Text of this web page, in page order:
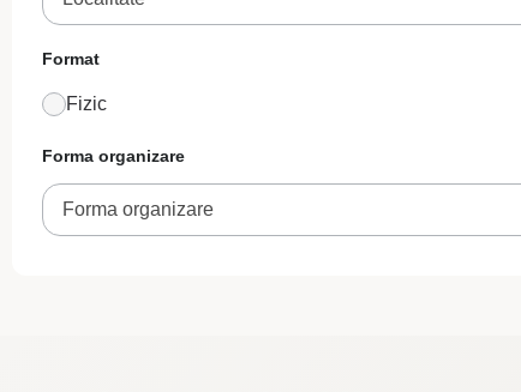
Format
Fizic
Forma organizare
Forma organizare